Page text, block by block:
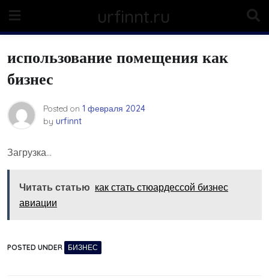
content
urfinnt.ru
использование помещения как
бизнес
Posted on 1 февраля 2024
by urfinnt
Загрузка…
Читать статью как стать стюардессой бизнес
авиации
POSTED UNDER БИЗНЕС